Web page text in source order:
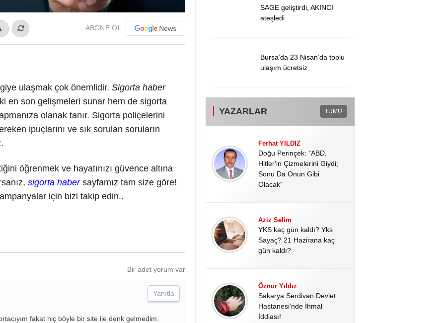
- ABONE OL
ulaşmak çok önemlidir. Sigorta haber
en son gelişmeleri sunar hem de sigorta
olanak tanır. Sigorta poliçelerini
ipuçlarını ve sık sorulan soruların
öğrenmek ve hayatınızı güvence altına
sigorta habersayfamız tam size göre!
için bizi takip edin..
Bir adet yorum var
fakat hiç böyle bir site ile denk gelmedim.
Yanıtla
SAGE geliştirdi, AKINCI
ateşledi
Bursa’da 23 Nisan’da toplu
ulaşım ücretsiz
YAZARLAR TÜMÜ
Ferhat YILDIZ
Doğu Perinçek: "ABD,
Hitler'in Çizmelerini Giydi;
Sonu Da Onun Gibi
Olacak"
Aziz Selim
YKS kaç gün kaldı? Yks
Sayaç? 21 Hazirana kaç
gün kaldı?
Öznur Yıldız
Sakarya Serdivan Devlet
Hastanesi'nde İhmal
İddiası!